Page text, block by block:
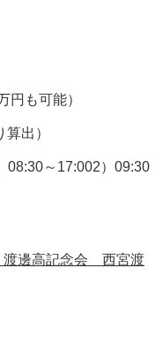
も可能）
出）
～17:002）09:30
渡邊高記念会 西宮渡